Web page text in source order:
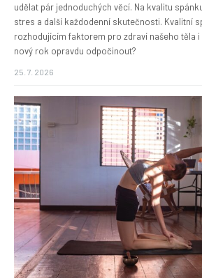
udělat pár jednoduchých věcí. Na kvalitu
stres a další každodenní skutečnosti. Kvalitní
rozhodujícím faktorem pro zdraví našeho těla i
nový rok opravdu odpočinout?
25. 7. 2026